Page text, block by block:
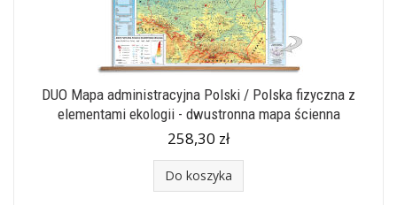
DUO Mapa administracyjna Polski / Polska fizyczna z
elementami ekologii - dwustronna mapa ścienna
258,30 zł
Do koszyka